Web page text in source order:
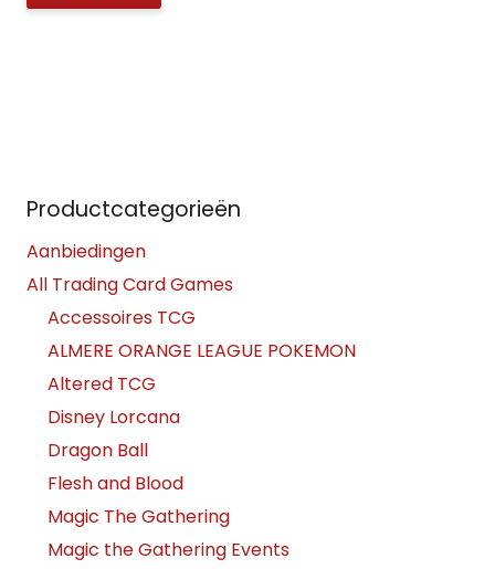
Productcategorieën
Aanbiedingen
All Trading Card Games
Accessoires TCG
ALMERE ORANGE LEAGUE POKEMON
Altered TCG
Disney Lorcana
Dragon Ball
Flesh and Blood
Magic The Gathering
Magic the Gathering Events